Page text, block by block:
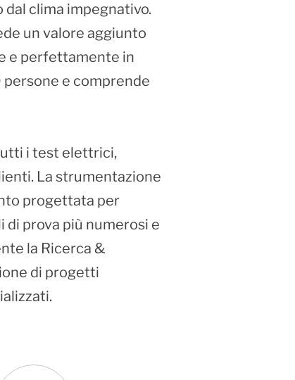
clima impegnativo.
un valore aggiunto
e perfettamente in
e comprende
i test elettrici,
La strumentazione
progettata per
prova più numerosi e
la Ricerca &
di progetti